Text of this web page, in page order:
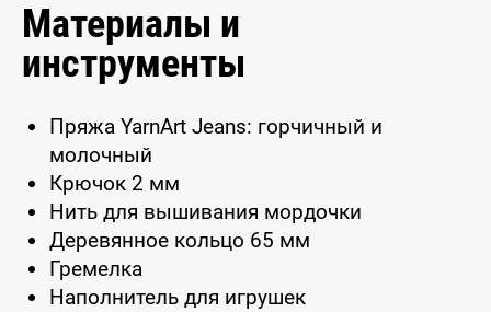
Материалы и
инструменты
Пряжа YarnArt Jeans: горчичный и
молочный
Крючок 2 мм
Нить для вышивания мордочки
Деревянное кольцо 65 мм
Гремелка
Наполнитель для игрушек